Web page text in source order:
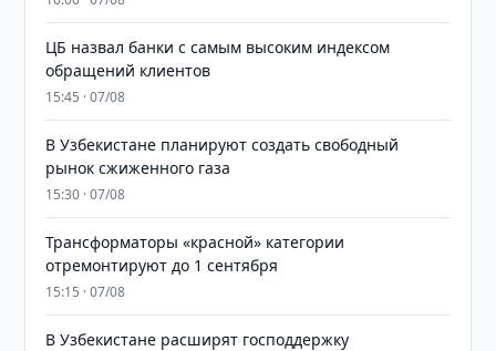
ЦБ назвал банки с самым высоким индексом
обращений клиентов
15:45 · 07/08
В Узбекистане планируют создать свободный
рынок сжиженного газа
15:30 · 07/08
Трансформаторы «красной» категории
отремонтируют до 1 сентября
15:15 · 07/08
В Узбекистане расширят господдержку